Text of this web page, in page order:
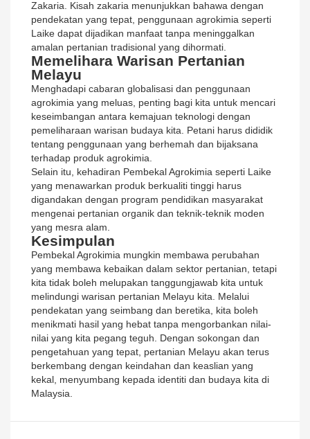
Zakaria. Kisah zakaria menunjukkan bahawa dengan
pendekatan yang tepat, penggunaan agrokimia seperti
Laike dapat dijadikan manfaat tanpa meninggalkan
amalan pertanian tradisional yang dihormati.
Memelihara Warisan Pertanian
Melayu
Menghadapi cabaran globalisasi dan penggunaan
agrokimia yang meluas, penting bagi kita untuk mencari
keseimbangan antara kemajuan teknologi dengan
pemeliharaan warisan budaya kita. Petani harus dididik
tentang penggunaan yang berhemah dan bijaksana
terhadap produk agrokimia.
Selain itu, kehadiran Pembekal Agrokimia seperti Laike
yang menawarkan produk berkualiti tinggi harus
digandakan dengan program pendidikan masyarakat
mengenai pertanian organik dan teknik-teknik moden
yang mesra alam.
Kesimpulan
Pembekal Agrokimia mungkin membawa perubahan
yang membawa kebaikan dalam sektor pertanian, tetapi
kita tidak boleh melupakan tanggungjawab kita untuk
melindungi warisan pertanian Melayu kita. Melalui
pendekatan yang seimbang dan beretika, kita boleh
menikmati hasil yang hebat tanpa mengorbankan nilai-
nilai yang kita pegang teguh. Dengan sokongan dan
pengetahuan yang tepat, pertanian Melayu akan terus
berkembang dengan keindahan dan keaslian yang
kekal, menyumbang kepada identiti dan budaya kita di
Malaysia.